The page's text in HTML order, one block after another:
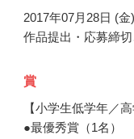
2017年07月28日 (金)
作品提出・応募締
賞
【小学生低学年／高
●最優秀賞（1名）